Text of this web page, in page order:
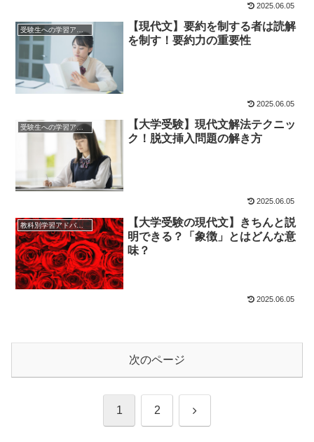
2025.06.05
【現代文】要約を制する者は読解
を制す！要約力の重要性
2025.06.05
受験生への学習アドバイス
【大学受験】現代文解法テクニッ
ク！脱文挿入問題の解き方
2025.06.05
教科別学習アドバイス
【大学受験の現代文】きちんと説
明できる？「象徴」とはどんな意
味？
2025.06.05
次のページ
1 2 次